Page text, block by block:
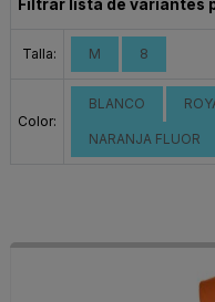
Filtrar lista de variantes
Talla: M 8
Color:
BLANCO
NARANJA FLUOR